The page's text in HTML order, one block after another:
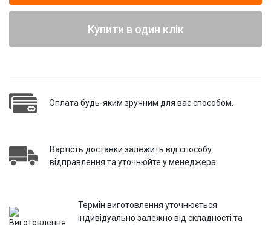
Купити в один клік
Оплата будь-яким зручним для вас способом.
Вартість доставки залежить від способу
відправлення та уточнюйте у менеджера.
Термін виготовлення уточнюється
індивідуально залежно від складності та